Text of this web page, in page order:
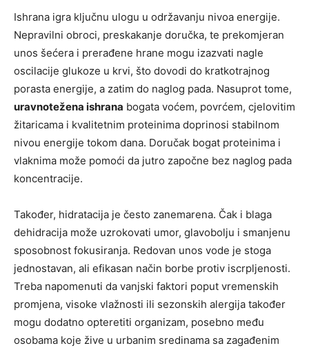
Ishrana igra ključnu ulogu u održavanju nivoa energije.
Nepravilni obroci, preskakanje doručka, te prekomjeran
unos šećera i prerađene hrane mogu izazvati nagle
oscilacije glukoze u krvi, što dovodi do kratkotrajnog
porasta energije, a zatim do naglog pada. Nasuprot tome,
uravnotežena ishrana bogata voćem, povrćem, cjelovitim
žitaricama i kvalitetnim proteinima doprinosi stabilnom
nivou energije tokom dana. Doručak bogat proteinima i
vlaknima može pomoći da jutro započne bez naglog pada
koncentracije.
Također, hidratacija je često zanemarena. Čak i blaga
dehidracija može uzrokovati umor, glavobolju i smanjenu
sposobnost fokusiranja. Redovan unos vode je stoga
jednostavan, ali efikasan način borbe protiv iscrpljenosti.
Treba napomenuti da vanjski faktori poput vremenskih
promjena, visoke vlažnosti ili sezonskih alergija također
mogu dodatno opteretiti organizam, posebno među
osobama koje žive u urbanim sredinama sa zagađenim